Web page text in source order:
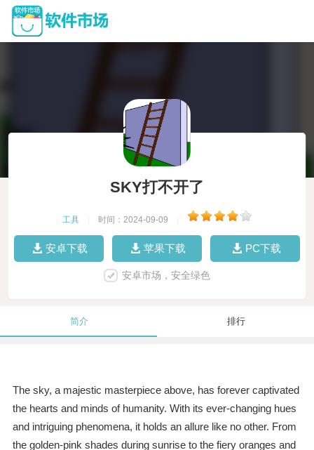
SKY打不开了
工具 时间：2024-09-09
安卓下载 苹果下载 PC下载
安卓市场，安全绿色
简介 排行
The sky, a majestic masterpiece above, has forever captivated
the hearts and minds of humanity. With its ever-changing hues
and intriguing phenomena, it holds an allure like no other. From
the golden-pink shades during sunrise to the fiery oranges and